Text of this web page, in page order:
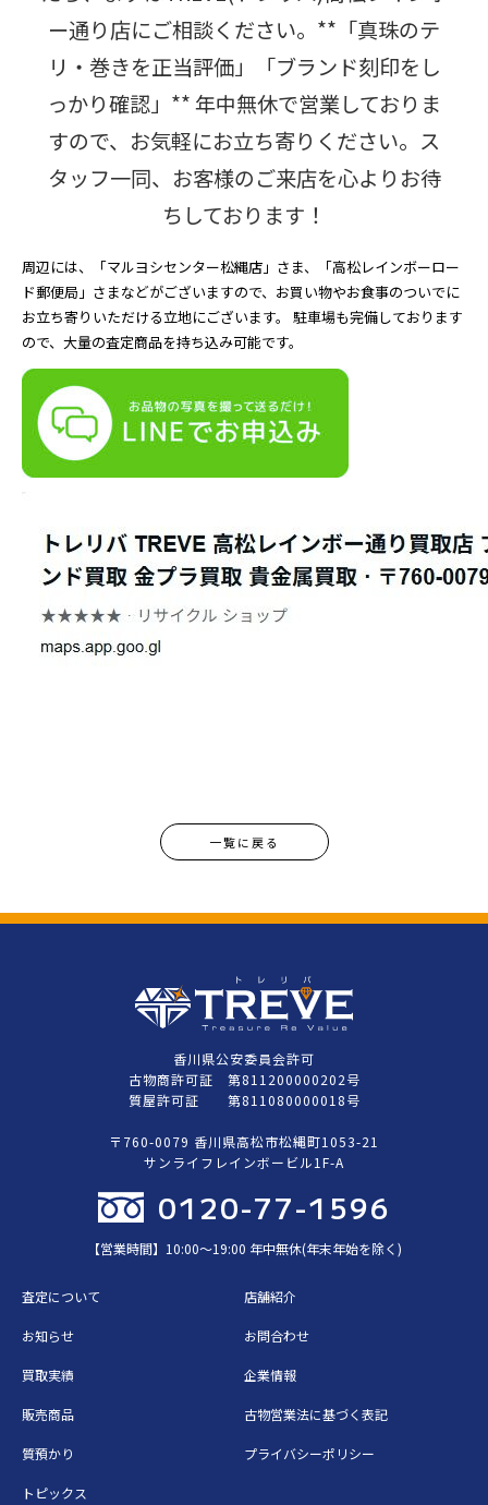
ー通り店にご相談ください。**「真珠のテ
リ・巻きを正当評価」「ブランド刻印をし
っかり確認」** 年中無休で営業しておりま
すので、お気軽にお立ち寄りください。ス
タッフ一同、お客様のご来店を心よりお待
ちしております！
周辺には、「マルヨシセンター松縄店」さま、「高松レインボーロー
ド郵便局」さまなどがございますので、お買い物やお食事のついでに
お立ち寄りいただける立地にございます。 駐車場も完備しております
ので、大量の査定商品を持ち込み可能です。
一覧に戻る
香川県公安委員会許可
古物商許可証 第811200000202号
質屋許可証 第811080000018号
〒760-0079 香川県高松市松縄町1053-21
サンライフレインボービル1F-A
0120-77-1596
【営業時間】10:00〜19:00 年中無休(年末年始を除く)
査定について 店舗紹介
お知らせ お問合わせ
買取実績 企業情報
販売商品 古物営業法に基づく表記
質預かり プライバシーポリシー
トピックス